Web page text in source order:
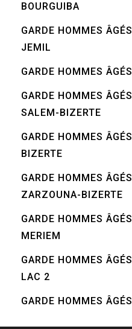
BOURGUIBA
GARDE HOMMES
JEMIL
GARDE HOMMES
GARDE HOMMES
SALEM-BIZERTE
GARDE HOMMES
BIZERTE
GARDE HOMMES
ZARZOUNA-BIZERTE
GARDE HOMMES
MERIEM
GARDE HOMMES
LAC 2
GARDE HOMMES